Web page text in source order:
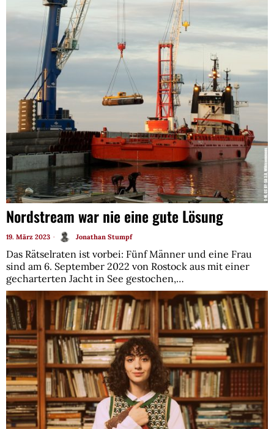
Nordstream war nie eine gute Lösung
19. März 2023 Jonathan Stumpf
Das Rätselraten ist vorbei: Fünf Männer und eine Frau
sind am 6. September 2022 von Rostock aus mit einer
gecharterten Jacht in See gestochen,…